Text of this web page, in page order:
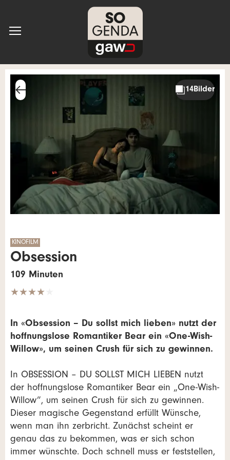
KINOFILM
Obsession
109 Minuten
★★★★
In «Obsession – Du sollst mich lieben» nutzt der
hoffnungslose Romantiker Bear ein «One-Wish-
Willow», um seinen Crush für sich zu gewinnen.
In OBSESSION – DU SOLLST MICH LIEBEN nutzt
der hoffnungslose Romantiker Bear ein „One-Wish-
Willow”, um seinen Crush für sich zu gewinnen.
Dieser magische Gegenstand erfüllt Wünsche,
wenn man ihn zerbricht. Zunächst scheint er
genau das zu bekommen, was er sich schon
immer wünschte. Doch schnell muss er feststellen,